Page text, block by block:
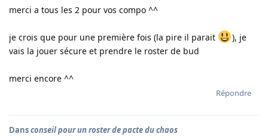
merci a tous les 2 pour vos compo ^^
je crois que pour une première fois (la pire il parait
), je
vais la jouer sécure et prendre le roster de bud
merci encore ^^
Répondre
Dansconseil pour un roster de pacte du chaos